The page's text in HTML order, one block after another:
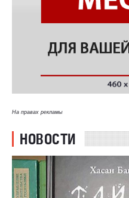
На правах рекламы
НОВОСТИ